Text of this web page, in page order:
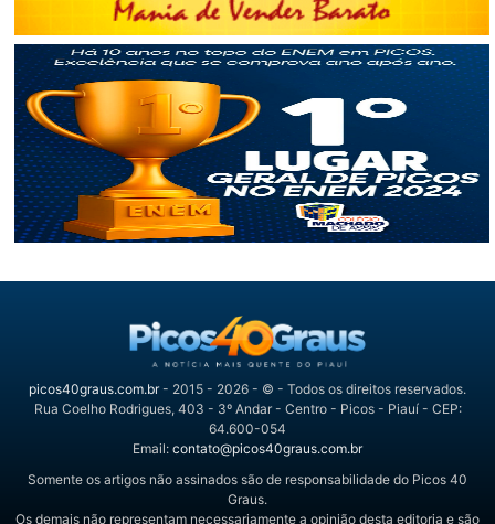
picos40graus.com.br- 2015 - 2026 - © - Todos os direitos reservados.
Rua Coelho Rodrigues, 403 - 3º Andar - Centro - Picos - Piauí - CEP:
64.600-054
Email: contato@picos40graus.com.br
Somente os artigos não assinados são de responsabilidade do Picos 40
Graus.
Os demais não representam necessariamente a opinião desta editoria e são